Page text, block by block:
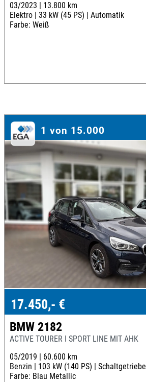
03/2023 | 13.800 km
Elektro | 33 kW (45 PS) | Automatik
Farbe: Weiß
1 von 15.000
17.450,- €
BMW 2182
ACTIVE TOURER I SPORT LINE MIT AHK
05/2019 | 60.600 km
Benzin | 103 kW (140 PS) | Schaltgetriebe
Farbe: Blau Metallic